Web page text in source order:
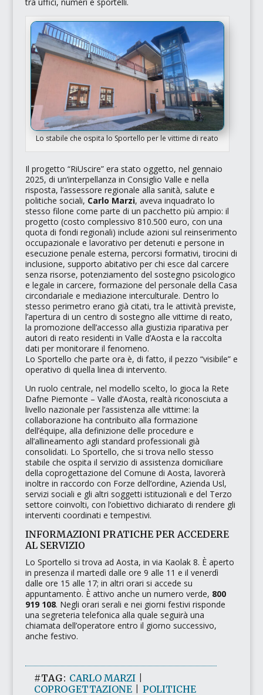
tra uffici, numeri e sportelli.
Lo stabile che ospita lo Sportello per le vittime di reato
Il progetto “RiUscire” era stato oggetto, nel gennaio
2025, di un’interpellanza in Consiglio Valle e nella
risposta, l’assessore regionale alla sanità, salute e
politiche sociali, Carlo Marzi, aveva inquadrato lo
stesso filone come parte di un pacchetto più ampio: il
progetto (costo complessivo 810.500 euro, con una
quota di fondi regionali) include azioni sul reinserimento
occupazionale e lavorativo per detenuti e persone in
esecuzione penale esterna, percorsi formativi, tirocini di
inclusione, supporto abitativo per chi esce dal carcere
senza risorse, potenziamento del sostegno psicologico
e legale in carcere, formazione del personale della Casa
circondariale e mediazione interculturale. Dentro lo
stesso perimetro erano già citati, tra le attività previste,
l’apertura di un centro di sostegno alle vittime di reato,
la promozione dell’accesso alla giustizia riparativa per
autori di reato residenti in Valle d’Aosta e la raccolta
dati per monitorare il fenomeno.
Lo Sportello che parte ora è, di fatto, il pezzo “visibile” e
operativo di quella linea di intervento.
Un ruolo centrale, nel modello scelto, lo gioca la Rete
Dafne Piemonte – Valle d’Aosta, realtà riconosciuta a
livello nazionale per l’assistenza alle vittime: la
collaborazione ha contribuito alla formazione
dell’équipe, alla definizione delle procedure e
all’allineamento agli standard professionali già
consolidati. Lo Sportello, che si trova nello stesso
stabile che ospita il servizio di assistenza domiciliare
della coprogettazione del Comune di Aosta, lavorerà
inoltre in raccordo con Forze dell’ordine, Azienda Usl,
servizi sociali e gli altri soggetti istituzionali e del Terzo
settore coinvolti, con l’obiettivo dichiarato di rendere gli
interventi coordinati e tempestivi.
INFORMAZIONI PRATICHE PER ACCEDERE
AL SERVIZIO
Lo Sportello si trova ad Aosta, in via Kaolak 8. È aperto
in presenza il martedì dalle ore 9 alle 11 e il venerdì
dalle ore 15 alle 17; in altri orari si accede su
appuntamento. È attivo anche un numero verde, 800
919 108. Negli orari serali e nei giorni festivi risponde
una segreteria telefonica alla quale seguirà una
chiamata dell’operatore entro il giorno successivo,
anche festivo.
#TAG: CARLO MARZI|
COPROGETTAZIONE| POLITICHE